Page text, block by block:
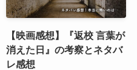
【映画感想】『返校 言葉が
消えた日』の考察とネタバ
レ感想